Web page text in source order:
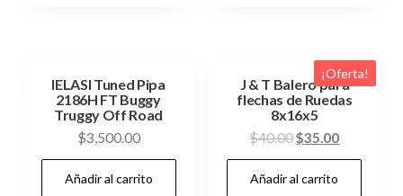
IELASI Tuned Pipa
2186H FT Buggy
Truggy Off Road
$3,500.00
Añadir al carrito
¡Oferta!
J & T Balero para
flechas de Ruedas
8x16x5
$40.00El
precio
original
$35.00El
precio
Añadir al carrito